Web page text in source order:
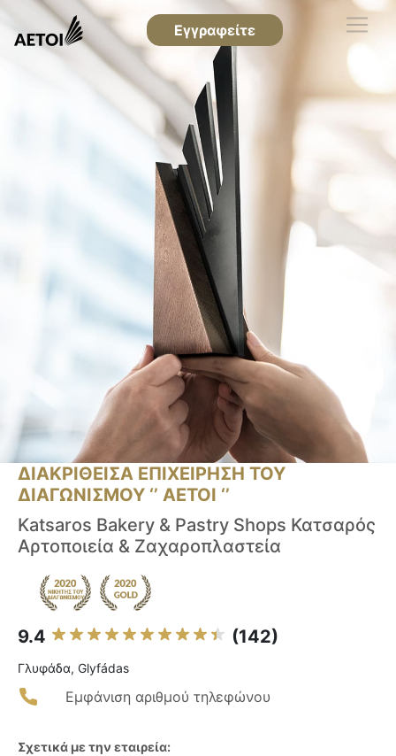
Εγγραφείτε
ΔΙΑΚΡΙΘΕΙΣΑ ΕΠΙΧΕΙΡΗΣΗ ΤΟΥ
ΔΙΑΓΩΝΙΣΜΟΥ ‘’ ΑΕΤΟΙ ‘’
Katsaros Bakery & Pastry Shops Κατσαρός
Αρτοποιεία & Ζαχαροπλαστεία
9.4 (142)
Γλυφάδα, Glyfádas
Εμφάνιση αριθμού τηλεφώνου
Σχετικά με την εταιρεία: